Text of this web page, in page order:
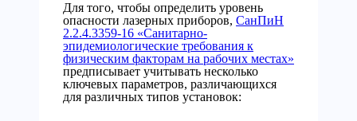
Для того, чтобы определить уровень
опасности лазерных приборов, СанПиН
2.2.4.3359-16 «Санитарно-
эпидемиологические требования к
физическим факторам на рабочих местах»
предписывает учитывать несколько
ключевых параметров, различающихся
для различных типов установок: